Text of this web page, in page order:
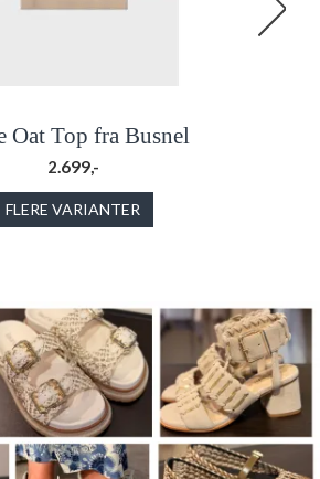
Oat Top fra Busnel
2.699,-
FLERE VARIANTER